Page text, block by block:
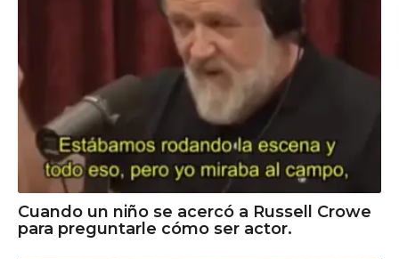
Cuando un niño se acercó a Russell Crowe
para preguntarle cómo ser actor.